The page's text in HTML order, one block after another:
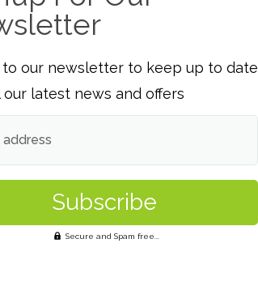
4576
Email:
to our newsletter to keep up to date
latest news and offers
address
Secure and Spam free...